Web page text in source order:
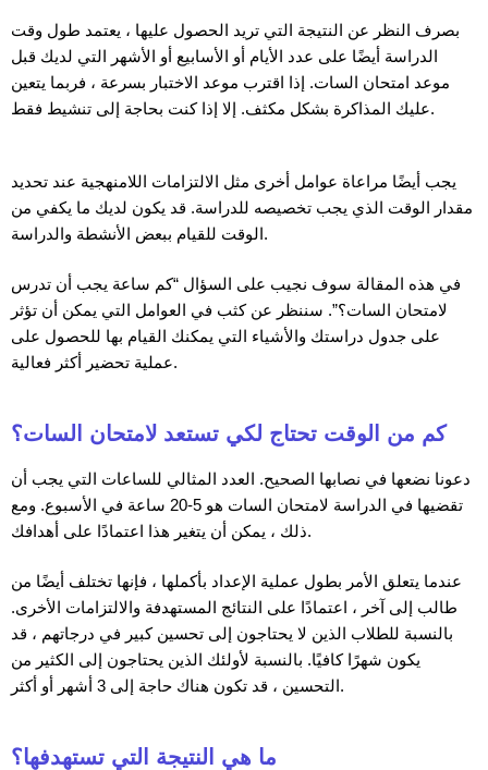
بصرف النظر عن النتيجة التي تريد الحصول عليها ، يعتمد طول وقت
الدراسة أيضًا على عدد الأيام أو الأسابيع أو الأشهر التي لديك قبل
موعد امتحان السات. إذا اقترب موعد الاختبار بسرعة ، فربما يتعين
عليك المذاكرة بشكل مكثف. إلا إذا كنت بحاجة إلى تنشيط فقط.
يجب أيضًا مراعاة عوامل أخرى مثل الالتزامات اللامنهجية عند تحديد
مقدار الوقت الذي يجب تخصيصه للدراسة. قد يكون لديك ما يكفي من
الوقت للقيام ببعض الأنشطة والدراسة.
في هذه المقالة سوف نجيب على السؤال “كم ساعة يجب أن تدرس
لامتحان السات؟”. سننظر عن كثب في العوامل التي يمكن أن تؤثر
على جدول دراستك والأشياء التي يمكنك القيام بها للحصول على
عملية تحضير أكثر فعالية.
كم من الوقت تحتاج لكي تستعد لامتحان السات؟
دعونا نضعها في نصابها الصحيح. العدد المثالي للساعات التي يجب أن
تقضيها في الدراسة لامتحان السات هو 5-20 ساعة في الأسبوع. ومع
ذلك ، يمكن أن يتغير هذا اعتمادًا على أهدافك.
عندما يتعلق الأمر بطول عملية الإعداد بأكملها ، فإنها تختلف أيضًا من
طالب إلى آخر ، اعتمادًا على النتائج المستهدفة والالتزامات الأخرى.
بالنسبة للطلاب الذين لا يحتاجون إلى تحسين كبير في درجاتهم ، قد
يكون شهرًا كافيًا. بالنسبة لأولئك الذين يحتاجون إلى الكثير من
التحسين ، قد تكون هناك حاجة إلى 3 أشهر أو أكثر.
ما هي النتيجة التي تستهدفها؟